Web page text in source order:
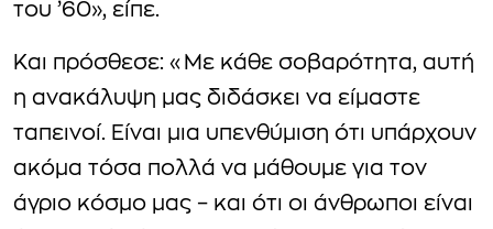
του ’60», είπε.
Και πρόσθεσε: «Με κάθε σοβαρότητα, αυτή
η ανακάλυψη μας διδάσκει να είμαστε
ταπεινοί. Είναι μια υπενθύμιση ότι υπάρχουν
ακόμα τόσα πολλά να μάθουμε για τον
άγριο κόσμο μας – και ότι οι άνθρωποι είναι